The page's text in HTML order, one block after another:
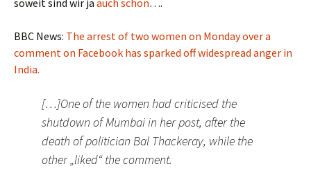
soweit sind wir ja auch schon….
BBC News: The arrest of two women on Monday over a
comment on Facebook has sparked off widespread anger in
India.
[…]One of the women had criticised the
shutdown of Mumbai in her post, after the
death of politician Bal Thackeray, while the
other „liked“ the comment.